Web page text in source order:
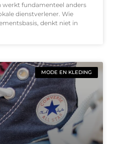
werkt fundamenteel anders
dienstverlener. Wie
denkt niet in
MODE EN KLEDING